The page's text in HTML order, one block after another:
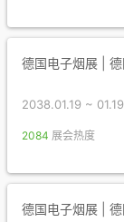
德国电子烟展 |
2038.01.19 ~ 01.19
2084 展会热度
德国电子烟展 |